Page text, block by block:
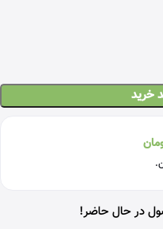
خرید
در حال حاضر!